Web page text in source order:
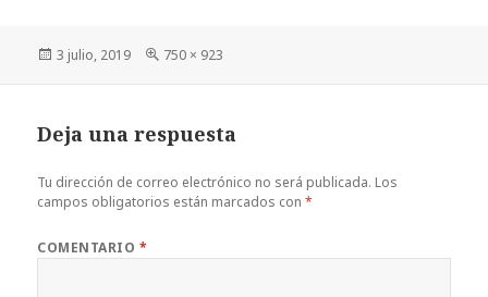
Publicado
3 julio, 2019
Tamaño
750 × 923
Deja una respuesta
Tu dirección de correo electrónico no será publicada. Los
campos obligatorios están marcados con*
COMENTARIO *